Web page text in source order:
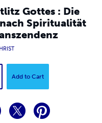
Gottes : Die
Spiritualität
Add to Cart